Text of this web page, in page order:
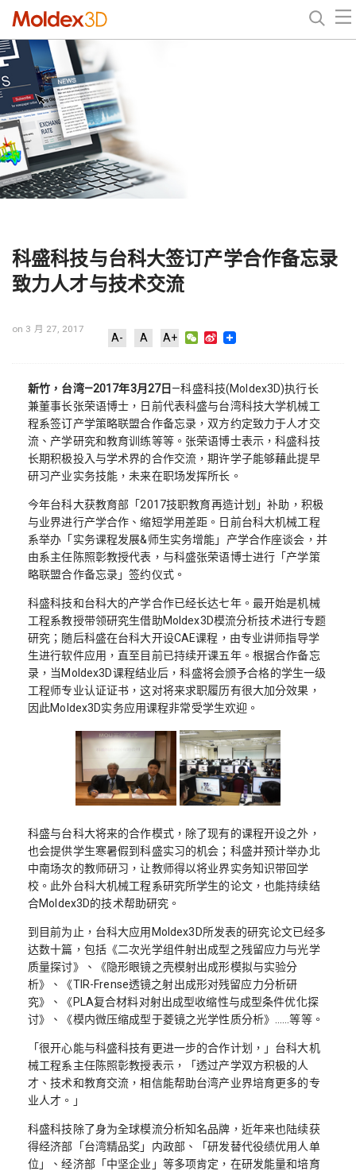
科盛科技与台科大签订产学合作备忘录
致力人才与技术交流
on 3 月 27, 2017
A- A A+ WeChat
Sina
新竹，台湾—2017年3月27日 —科盛科技(Moldex3D)执行长
兼董事长张荣语博士，日前代表科盛与台湾科技大学机械工
程系签订产学策略联盟合作备忘录，双方约定致力于人才交
流、产学研究和教育训练等等。张荣语博士表示，科盛科技
长期积极投入与学术界的合作交流，期许学子能够藉此提早
研习产业实务技能，未来在职场发挥所长。
今年台科大获教育部「2017技职教育再造计划」补助，积极
与业界进行产学合作、缩短学用差距。日前台科大机械工程
系举办「实务课程发展&师生实务增能」产学合作座谈会，并
由系主任陈照彰教授代表，与科盛张荣语博士进行「产学策
略联盟合作备忘录」签约仪式。
科盛科技和台科大的产学合作已经长达七年。最开始是机械
工程系教授带领研究生借助Moldex3D模流分析技术进行专题
研究；随后科盛在台科大开设CAE课程，由专业讲师指导学
生进行软件应用，直至目前已持续开课五年。根据合作备忘
录，当Moldex3D课程结业后，科盛将会颁予合格的学生一级
工程师专业认证证书，这对将来求职履历有很大加分效果，
因此Moldex3D实务应用课程非常受学生欢迎。
科盛与台科大将来的合作模式，除了现有的课程开设之外，
也会提供学生寒暑假到科盛实习的机会；科盛并预计举办北
中南场次的教师研习，让教师得以将业界实务知识带回学
校。此外台科大机械工程系研究所学生的论文，也能持续结
合Moldex3D的技术帮助研究。
到目前为止，台科大应用Moldex3D所发表的研究论文已经多
达数十篇，包括《二次光学组件射出成型之残留应力与光学
质量探讨》、《隐形眼镜之壳模射出成形模拟与实验分
析》、《TIR-Frense透镜之射出成形对残留应力分析研
究》、《PLA复合材料对射出成型收缩性与成型条件优化探
讨》、《模内微压缩成型于菱镜之光学性质分析》……等等。
「很开心能与科盛科技有更进一步的合作计划，」台科大机
械工程系主任陈照彰教授表示，「透过产学双方积极的人
才、技术和教育交流，相信能帮助台湾产业界培育更多的专
业人才。」
科盛科技除了身为全球模流分析知名品牌，近年来也陆续获
得经济部「台湾精品奖」内政部、「研发替代役绩优用人单
位」、经济部「中坚企业」等多项肯定，在研发能量和培育